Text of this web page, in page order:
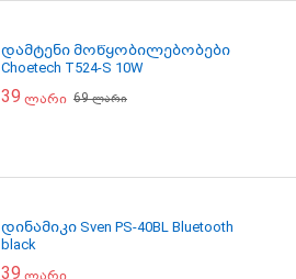
დამტენი მოწყობილებობები
Choetech T524-S 10W
39 ლარი 69ლარი
დინამიკი Sven PS-40BL Bluetooth
black
39